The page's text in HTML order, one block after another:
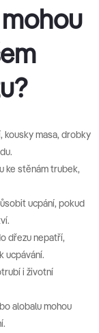
kousky masa, drobky
ke stěnám trubek,
ucpání, pokud
dřezu nepatří,
ucpávání.
i životní
alobalu mohou